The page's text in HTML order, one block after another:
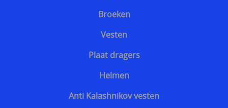
Broeken
Vesten
Plaat dragers
Helmen
Anti Kalashnikov vesten